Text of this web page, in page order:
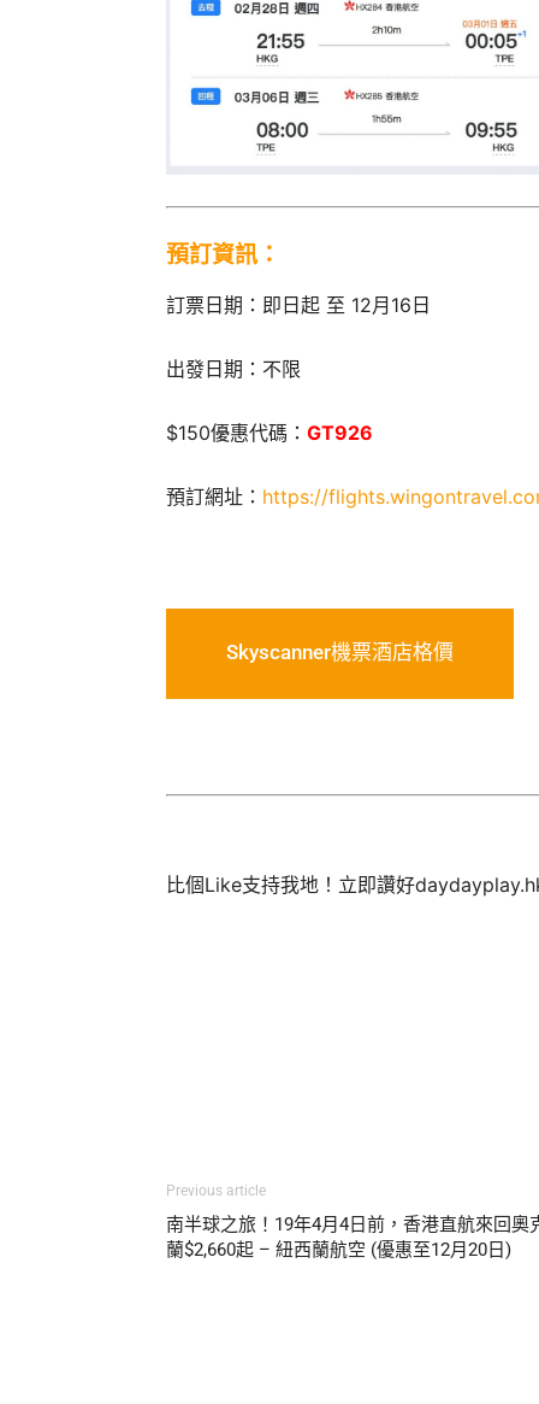
預訂資訊：
訂票日期：即日起 至 12月16日
出發日期：不限
$150優惠代碼： GT926
預訂網址： https://
Skyscanner機票酒店格價
比個Like支持我地！立即讚好
Previous article
南半球之旅！19年4月4日前，香港直航來回奧
蘭$2,660起 – 紐西蘭航空 (優惠至12月20日)